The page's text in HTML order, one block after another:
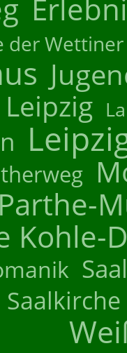
der Wettiner
Parthe-
Kohle-
Saalkirche